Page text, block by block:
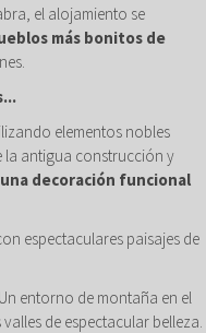
el alojamiento se
más bonitos de
elementos nobles
la antigua construcción y
decoración funcional
espectaculares paisajes de
Un entorno de montaña en el
de espectacular belleza.